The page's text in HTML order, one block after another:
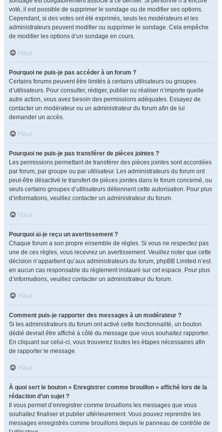
voté, il est possible de supprimer le sondage ou de modifier ses options.
Cependant, si des votes ont été exprimés, seuls les modérateurs et les
administrateurs peuvent modifier ou supprimer le sondage. Cela empêche
de modifier les options d’un sondage en cours.
Haut
Pourquoi ne puis-je pas accéder à un forum ?
Certains forums peuvent être limités à certains utilisateurs ou groupes
d’utilisateurs. Pour consulter, rédiger, publier ou réaliser n’importe quelle
autre action, vous avez besoin des permissions adéquates. Essayez de
contacter un modérateur ou un administrateur du forum afin de lui
demander un accès.
Haut
Pourquoi ne puis-je pas transférer de pièces jointes ?
Les permissions permettant de transférer des pièces jointes sont accordées
par forum, par groupe ou par utilisateur. Les administrateurs du forum ont
peut-être désactivé le transfert de pièces jointes dans le forum concerné, ou
seuls certains groupes d’utilisateurs détiennent cette autorisation. Pour plus
d’informations, veuillez contacter un administrateur du forum.
Haut
Pourquoi ai-je reçu un avertissement ?
Chaque forum a son propre ensemble de règles. Si vous ne respectez pas
une de ces règles, vous recevrez un avertissement. Veuillez noter que cette
décision n’appartient qu’aux administrateurs du forum, phpBB Limited n’est
en aucun cas responsable du règlement instauré sur cet espace. Pour plus
d’informations, veuillez contacter un administrateur du forum.
Haut
Comment puis-je rapporter des messages à un modérateur ?
Si les administrateurs du forum ont activé cette fonctionnalité, un bouton
dédié devrait être affiché à côté du message que vous souhaitez rapporter.
En cliquant sur celui-ci, vous trouverez toutes les étapes nécessaires afin
de rapporter le message.
Haut
À quoi sert le bouton « Enregistrer comme brouillon » affiché lors de la
rédaction d’un sujet ?
Il vous permet d’enregistrer comme brouillons les messages que vous
souhaitez finaliser et publier ultérieurement. Vous pouvez reprendre les
messages enregistrés comme brouillons depuis le panneau de contrôle de